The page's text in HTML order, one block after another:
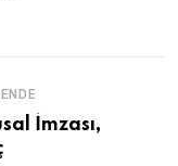
İmzası,